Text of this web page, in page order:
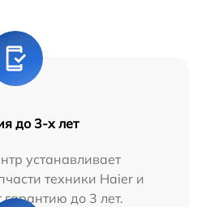
до 3-х лет
устанавливает
техники Haier и
гарантию до 3 лет.